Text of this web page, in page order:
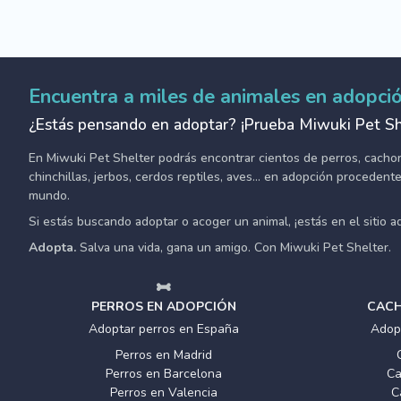
Encuentra a miles de animales en
¿Estás pensando en adoptar? ¡Prueba Miwuki Pet
En Miwuki Pet Shelter podrás encontrar cientos de perros,
chinchillas, jerbos, cerdos reptiles, aves... en adopción
mundo.
Si estás buscando adoptar o acoger un animal, ¡estás en el sitio
Adopta. Salva una vida, gana un amigo. Con Miwuki Pet Shelter.
PERROS EN ADOPCIÓN
Adoptar perros en España
Perros en Madrid
Perros en Barcelona
Perros en Valencia